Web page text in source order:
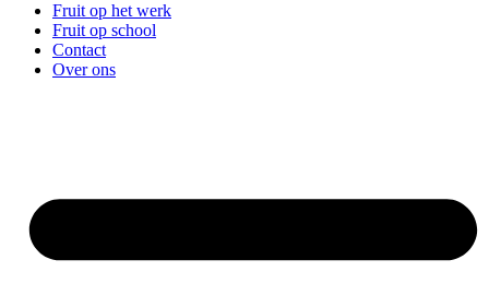
Fruit op het werk
Fruit op school
Contact
Over ons